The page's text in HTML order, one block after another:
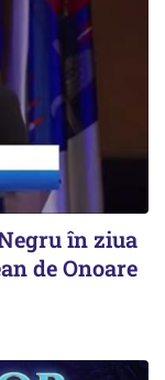
în ziua
de Onoare